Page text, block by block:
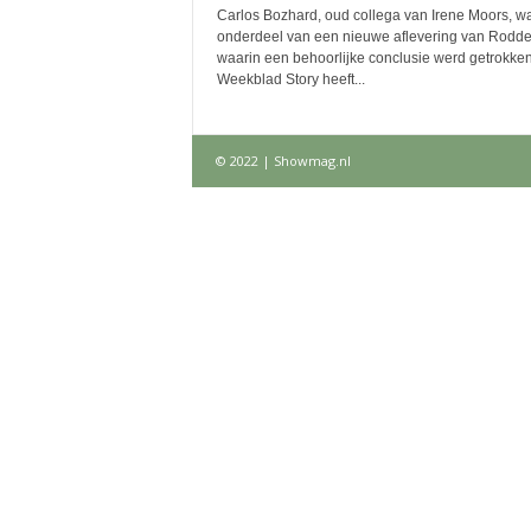
Carlos Bozhard, oud collega van Irene Moors,
onderdeel van een nieuwe aflevering van
waarin een behoorlijke conclusie werd
Weekblad Story heeft...
© 2022 | Showmag.nl